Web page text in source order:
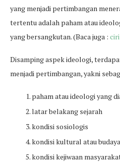
yang menjadi pertimbangan
tertentu adalah paham atau
yang bersangkutan. (Baca juga :
Disamping aspek ideologi,
menjadi pertimbangan, yakni
paham atau ideologi yang
latar belakang sejarah
kondisi sosiologis
kondisi kultural atau budaya
kondisi kejiwaan